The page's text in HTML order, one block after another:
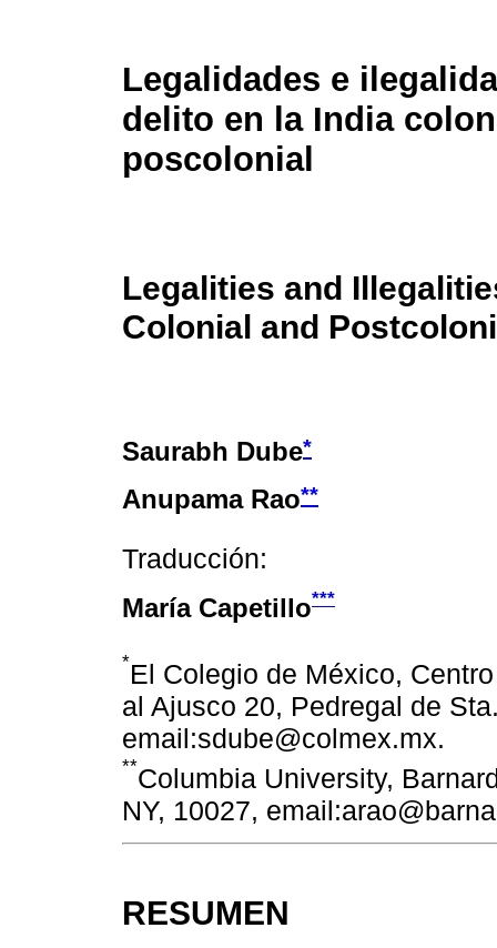
Legalidades e
delito en la India
poscolonial
Legalities and
Colonial and
Saurabh Dube*
Anupama Rao**
Traducción:
María Capetillo***
*El Colegio de México,
al Ajusco 20, Pedregal de
email:sdube@colmex.mx.
**Columbia University,
NY, 10027,
RESUMEN